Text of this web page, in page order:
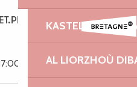
KASTELL
AL LIORZHOÙ
15 avril17